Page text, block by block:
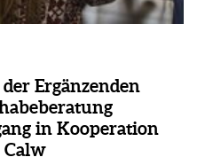
Ergänzenden
in Kooperation
Calw